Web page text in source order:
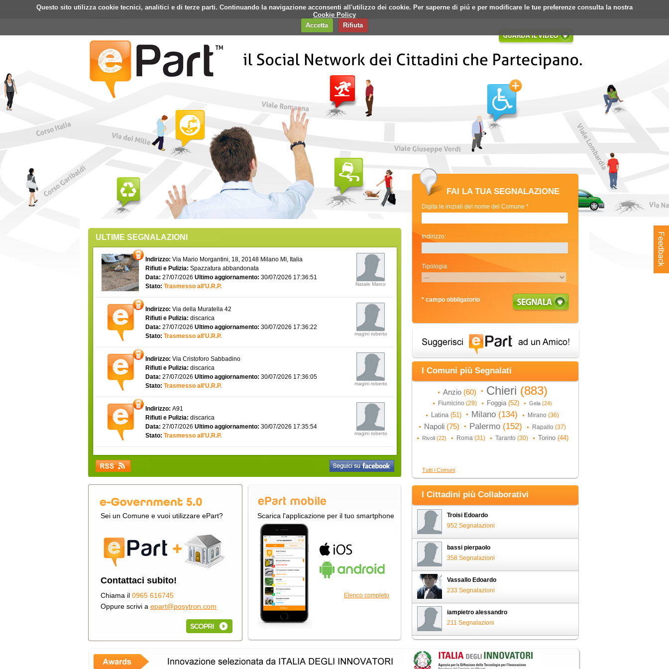
Questo sito utilizza cookie tecnici, analitici e di terze parti. Continuando la navigazione acconsenti all'utilizzo dei cookie. Per saperne di piú e per modificare le tue preferenze consulta la nostra
Cookie Policy
Accetta
Rifiuta
Home ePart Mobile Faq Contatti Banner Login Registrati
ULTIME SEGNALAZIONI
Indirizzo: Via Mario Morgantini, 18, 20148 Milano MI, Italia
Rifiuti e Pulizia: Spazzatura abbandonata
Data: 27/07/2026 Ultimo aggiornamento: 30/07/2026 17:36:51
Stato: Trasmesso all'U.R.P. Natale Marco
Indirizzo: Via della Muratella 42
Rifiuti e Pulizia: discarica
Data: 27/07/2026 Ultimo aggiornamento: 30/07/2026 17:36:22
Stato: Trasmesso all'U.R.P. magini roberto
Indirizzo: Via Cristoforo Sabbadino
Rifiuti e Pulizia: discarica
Data: 27/07/2026 Ultimo aggiornamento: 30/07/2026 17:36:05
Stato: Trasmesso all'U.R.P. magini roberto
Indirizzo: A91
Rifiuti e Pulizia: discarica
Data: 27/07/2026 Ultimo aggiornamento: 30/07/2026 17:35:54
Stato: Trasmesso all'U.R.P. magini roberto
Sei un Comune e vuoi utilizzare ePart?
Contattaci subito!
Chiama il 0965 616745
Oppure scrivi a epart@posytron.com
Scarica l'applicazione per il tuo smartphone
Elenco completo
FAI LA TUA SEGNALAZIONE
Digita le iniziali del nome del Comune *
Indirizzo:
Tipologia:
* campo obbligatorio
I Comuni più Segnalati
Anzio (60) Chieri (883)
Fiumicino (29) Foggia (52) Gela (24)
Latina (51) Milano (134) Mirano (36)
Napoli (75) Palermo (152) Rapallo (37)
Rivoli (22) Roma (31) Taranto (30) Torino (44)
Tutti i Comuni
I Cittadini più Collaborativi
Troisi Edoardo
952 Segnalazioni
bassi pierpaolo
358 Segnalazioni
Vassallo Edoardo
233 Segnalazioni
iampietro alessandro
211 Segnalazioni